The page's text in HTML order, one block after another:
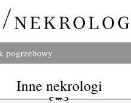
pogrzebowy
Inne nekrologi